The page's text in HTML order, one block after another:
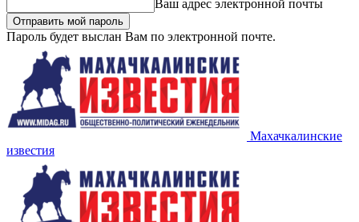
Ваш адрес электронной почты
Пароль будет выслан Вам по электронной почте.
Махачкалинские
известия